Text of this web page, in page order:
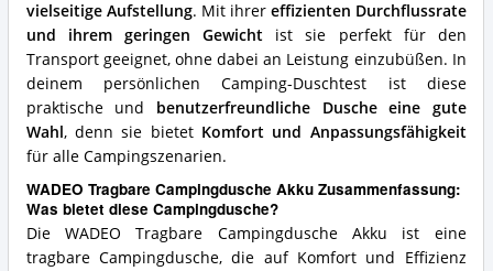
vielseitige Aufstellung. Mit ihrer effizienten Durchflussrate
und ihrem geringen Gewicht ist sie perfekt für den
Transport geeignet, ohne dabei an Leistung einzubüßen. In
deinem persönlichen Camping-Duschtest ist diese
praktische und benutzerfreundliche Dusche eine gute
Wahl, denn sie bietet Komfort und Anpassungsfähigkeit
für alle Campingszenarien.
WADEO Tragbare Campingdusche Akku Zusammenfassung:
Was bietet diese Campingdusche?
Die WADEO Tragbare Campingdusche Akku ist eine
tragbare Campingdusche, die auf Komfort und Effizienz